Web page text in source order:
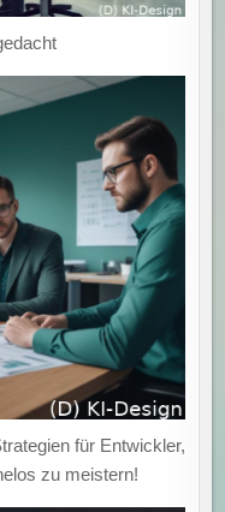
für Entwickler,
zu meistern!